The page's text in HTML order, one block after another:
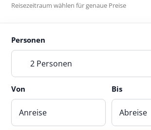
Reisezeitraum wählen für genaue Preise
Personen
2 Personen
Von Bis